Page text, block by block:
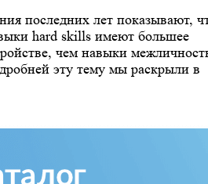
последних лет показывают,
hard skills имеют большее
чем навыки
эту тему мы раскрыли в